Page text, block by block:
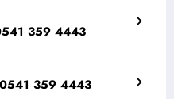
359 4443
359 4443